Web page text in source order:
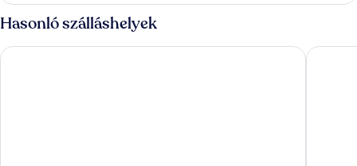
Hasonló szálláshelyek
White Olive Premium Laganas - All Inclusive Esperia